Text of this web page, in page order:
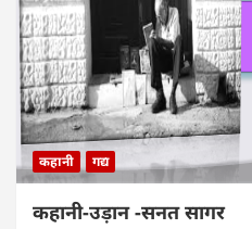
कहानी गद्य
कहानी-उड़ान -सनत सागर